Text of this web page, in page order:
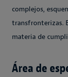
complejos,
transfronterizas.
materia de
Área de